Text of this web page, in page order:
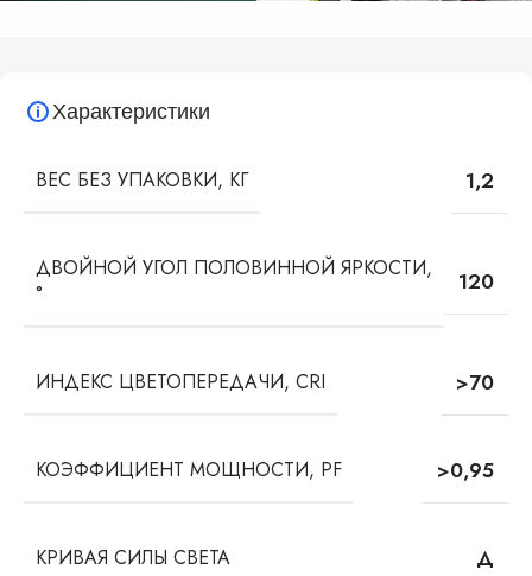
Характеристики
ВЕС БЕЗ УПАКОВКИ, КГ 1,2
ДВОЙНОЙ УГОЛ ПОЛОВИННОЙ ЯРКОСТИ,
°
120
ИНДЕКС ЦВЕТОПЕРЕДАЧИ, CRI >70
КОЭФФИЦИЕНТ МОЩНОСТИ, PF >0,95
КРИВАЯ СИЛЫ СВЕТА Д